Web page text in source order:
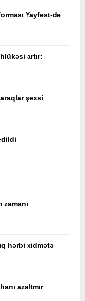
Yayfest-də
artır:
şəxsi
zamanı
hərbi xidmətə
azaltmır